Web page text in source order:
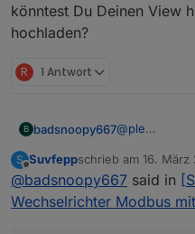
könntest Du Deinen View
hochladen?
R 1 Antwort
B badsnoopy667@ple
App
Das sind
Mein
kann ich
Bei mir gibt
S
Offline
Suvfeppschrieb am 16. März
zuletzt editiert von
@badsnoopy667 said in
Wechselrichter Modbus